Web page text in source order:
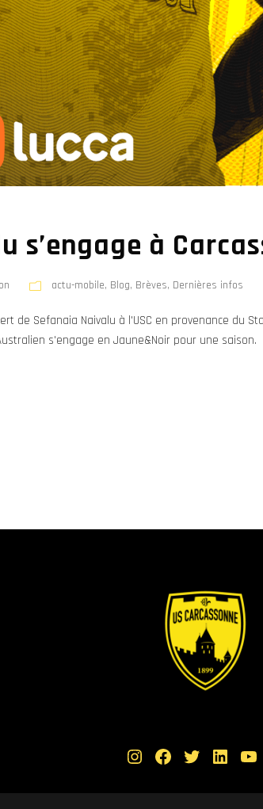
s’engage à
actu-mobile, Blog, Brèves, Dernières infos
de Sefanaia Naivalu à l'USC en provenance du
s'engage en Jaune&Noir pour une saison.
Instagram Facebook Twitter LinkedIn YouTube